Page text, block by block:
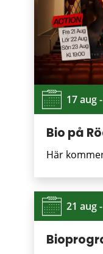
17 aug
Bio på
Här
21 aug